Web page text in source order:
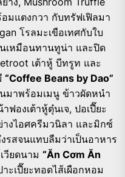
มแตงกวา กับทรัฟเฟิลมา
โรลมะเขือเทศกับใบ
เหมือนทานทูน่า และปิด
เต้าหู้ บีทรูท และ
“Coffee Beans by Dao”
มาพร้อมเมนู ข้าวผัดหนำ
ฟองเต้าหู้ตุ๋นเจ, ปอเปี๊ยะ
งไอศครีมวนิลา และมิกซ์
รสจนแทบลืมว่าเป็นอาหาร
วียดนาม “Ăn Cơm Ăn
าะเปี๊ยะทอดไส้เผือกหอม